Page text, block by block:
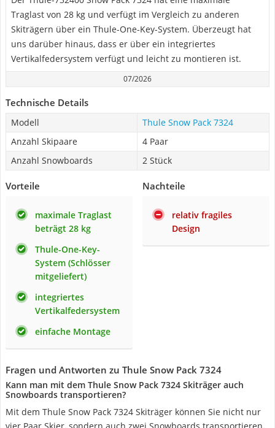
Traglast von 28 kg und verfügt im Vergleich zu anderen
Skiträgern über ein Thule-One-Key-System. Überzeugt hat
uns darüber hinaus, dass er über ein integriertes
Vertikalfedersystem verfügt und leicht zu montieren ist.
07/2026
Technische Details
Modell
Thule Snow Pack 7324
Anzahl Skipaare
4 Paar
Anzahl Snowboards
2 Stück
Vorteile
maximale Traglast
beträgt 28 kg
Thule-One-Key-
System (Schlösser
mitgeliefert)
integriertes
Vertikalfedersystem
einfache Montage
Nachteile
relativ fragiles
Design
Fragen und Antworten zu Thule Snow Pack 7324
Kann man mit dem Thule Snow Pack 7324 Skiträger auch
Snowboards transportieren?
Mit dem Thule Snow Pack 7324 Skiträger können Sie nicht nur